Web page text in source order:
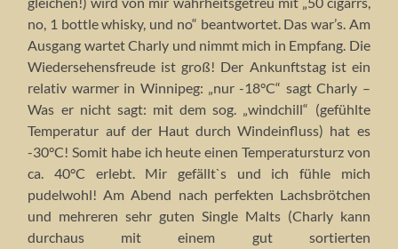
no, 1 bottle whisky, und no“ beantwortet. Das war’s. Am
Ausgang wartet Charly und nimmt mich in Empfang. Die
Wiedersehensfreude ist groß! Der Ankunftstag ist ein
relativ warmer in Winnipeg: „nur -18°C“ sagt Charly –
Was er nicht sagt: mit dem sog. „windchill“ (gefühlte
Temperatur auf der Haut durch Windeinfluss) hat es
-30°C! Somit habe ich heute einen Temperatursturz von
ca. 40°C erlebt. Mir gefällt`s und ich fühle mich
pudelwohl! Am Abend nach perfekten Lachsbrötchen
und mehreren sehr guten Single Malts (Charly kann
durchaus mit einem gut sortierten